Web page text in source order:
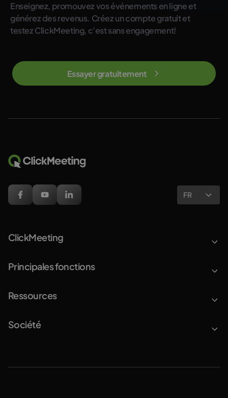
Enseignez, promouvez vos événements en ligne et
générez des revenus. Créez un compte gratuit et
testez ClickMeeting, c’est sans engagement!
Essayer gratuitement
FR
ClickMeeting
Principales fonctions
Ressources
Société